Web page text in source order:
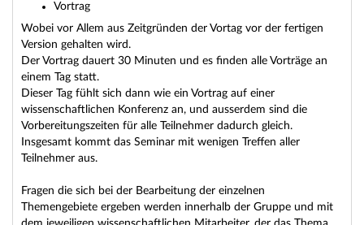
Vortrag
Wobei vor Allem aus Zeitgründen der Vortag vor der fertigen
Version gehalten wird.
Der Vortrag dauert 30 Minuten und es finden alle Vorträge an
einem Tag statt.
Dieser Tag fühlt sich dann wie ein Vortrag auf einer
wissenschaftlichen Konferenz an, und ausserdem sind die
Vorbereitungszeiten für alle Teilnehmer dadurch gleich.
Insgesamt kommt das Seminar mit wenigen Treffen aller
Teilnehmer aus.
Fragen die sich bei der Bearbeitung der einzelnen
Themengebiete ergeben werden innerhalb der Gruppe und mit